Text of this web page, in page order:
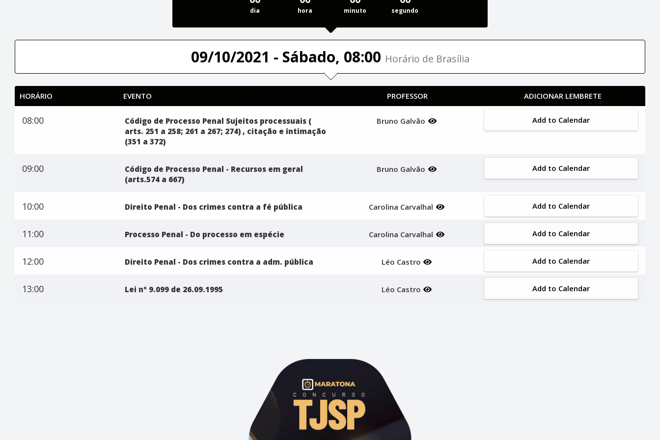
dia hora minuto segundo
09/10/2021 - Sábado, 08:00 Horário de Brasília
HORÁRIO EVENTO PROFESSOR ADICIONAR LEMBRETE
08:00
Código de Processo Penal Sujeitos processuais (
arts. 251 a 258; 261 a 267; 274) , citação e intimação
(351 a 372)
Bruno Galvão Add to Calendar
09:00
Código de Processo Penal - Recursos em geral
(arts.574 a 667)
Bruno Galvão Add to Calendar
10:00 Direito Penal - Dos crimes contra a fé pública Carolina Carvalhal Add to Calendar
11:00 Processo Penal - Do processo em espécie Carolina Carvalhal Add to Calendar
12:00 Direito Penal - Dos crimes contra a adm. pública Léo Castro Add to Calendar
13:00 Lei nº 9.099 de 26.09.1995 Léo Castro Add to Calendar